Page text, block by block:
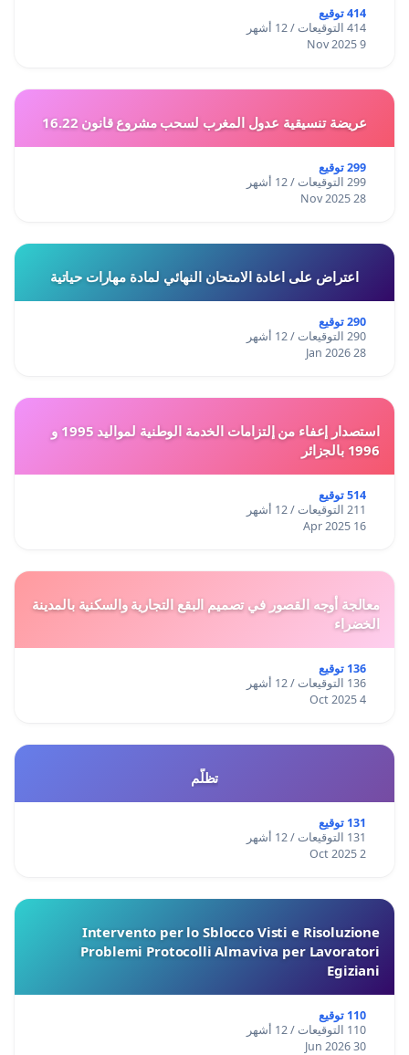
414 توقيع
414 التوقيعات / 12 أشهر
9 Nov 2025
عريضة تنسيقية عدول المغرب لسحب مشروع قانون 16.22
299 توقيع
299 التوقيعات / 12 أشهر
28 Nov 2025
اعتراض على اعادة الامتحان النهائي لمادة مهارات حياتية
290 توقيع
290 التوقيعات / 12 أشهر
28 Jan 2026
استصدار إعفاء من إلتزامات الخدمة الوطنية لمواليد 1995 و
1996 بالجزائر
514 توقيع
211 التوقيعات / 12 أشهر
16 Apr 2025
معالجة أوجه القصور في تصميم البقع التجارية والسكنية بالمدينة
الخضراء
136 توقيع
136 التوقيعات / 12 أشهر
4 Oct 2025
تظلّم
131 توقيع
131 التوقيعات / 12 أشهر
2 Oct 2025
Intervento per lo Sblocco Visti e Risoluzione
Problemi Protocolli Almaviva per Lavoratori
Egiziani
110 توقيع
110 التوقيعات / 12 أشهر
30 Jun 2026